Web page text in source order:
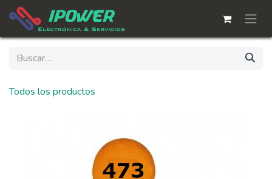
Ir al contenido
Todos los productos